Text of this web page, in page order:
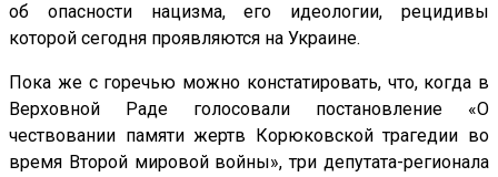
об опасности нацизма, его идеологии, рецидивы
которой сегодня проявляются на Украине.
Пока же с горечью можно констатировать, что, когда в
Верховной Раде голосовали постановление «О
чествовании памяти жертв Корюковской трагедии во
время Второй мировой войны», три депутата-регионала